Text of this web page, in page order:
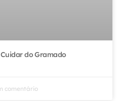
do Gramado
comentário